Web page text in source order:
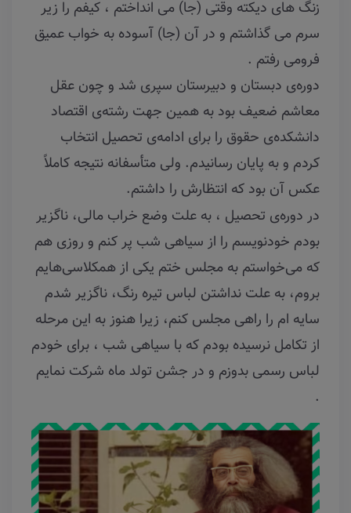
زنگ های دیکته وقتی (جا) می انداختم ، کیفم را زیر
سرم می گذاشتم و در آن (جا) آسوده به خواب عمیق
فرومی رفتم .
دوره‌ی دبستان و دبیرستان سپری شد و چون عقل
معاشم ضعیف بود به همین جهت رشته‌ی اقتصاد
دانشکده‌ی حقوق را برای ادامه‌ی تحصیل انتخاب
کردم و به پایان رسانیدم. ولی متأسفانه نتیجه کاملاً
عکس آن بود که انتظارش را داشتم.
در دوره‌ی تحصیل ، به علت وضع خراب مالی، ناگزیر
بودم خودنویسم را از سیاهی شب پر کنم و روزی هم
که می‌خواستم به مجلس ختم یکی از همکلاسی‌هایم
بروم، به علت نداشتن لباس تیره رنگ، ناگزیر شدم
سایه ام را راهی مجلس کنم، زیرا هنوز به این مرحله
از تکامل نرسیده بودم که با سیاهی شب ، برای خودم
لباس رسمی بدوزم و در جشن تولد ماه شرکت نمایم
.